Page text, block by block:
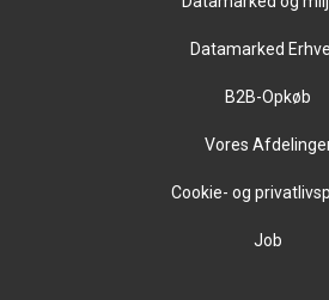
Datamarked
B2B-Opkøb
Vores
Cookie- og
Job